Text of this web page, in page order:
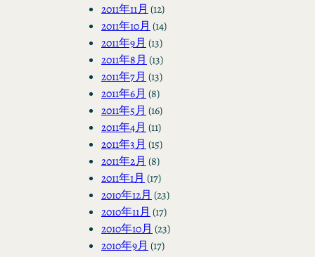
2011年11月 (12)
2011年10月 (14)
2011年9月 (13)
2011年8月 (13)
2011年7月 (13)
2011年6月 (8)
2011年5月 (16)
2011年4月 (11)
2011年3月 (15)
2011年2月 (8)
2011年1月 (17)
2010年12月 (23)
2010年11月 (17)
2010年10月 (23)
2010年9月 (17)